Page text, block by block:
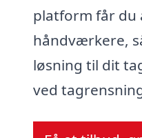
platform får du
håndværkere,
løsning til dit
ved